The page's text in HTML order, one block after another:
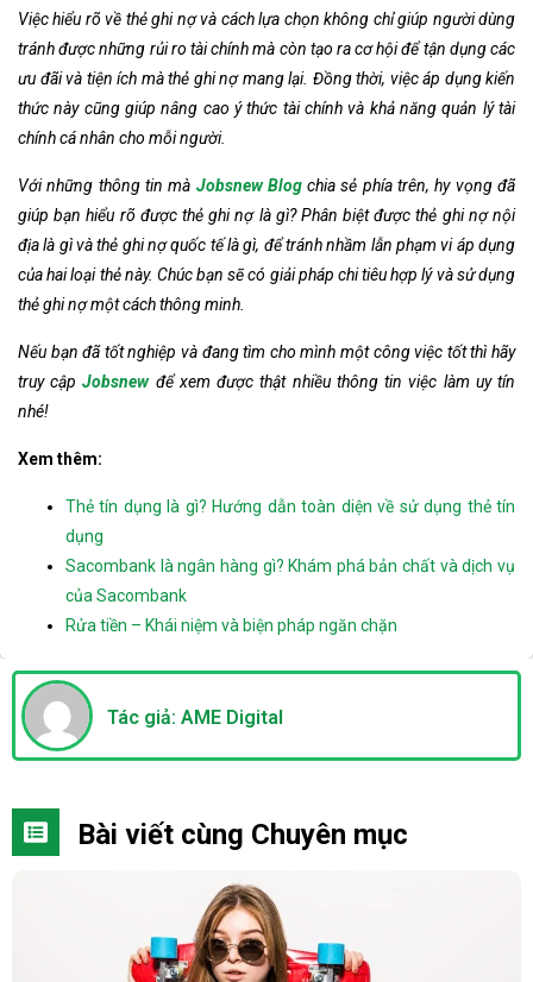
Việc hiểu rõ về thẻ ghi nợ và cách lựa chọn không chỉ giúp người dùng
tránh được những rủi ro tài chính mà còn tạo ra cơ hội để tận dụng các
ưu đãi và tiện ích mà thẻ ghi nợ mang lại. Đồng thời, việc áp dụng kiến
thức này cũng giúp nâng cao ý thức tài chính và khả năng quản lý tài
chính cá nhân cho mỗi người.
Với những thông tin mà Jobsnew Blogchia sẻ phía trên, hy vọng đã
giúp bạn hiểu rõ được thẻ ghi nợ là gì? Phân biệt được thẻ ghi nợ nội
địa là gì và thẻ ghi nợ quốc tế là gì, để tránh nhầm lẫn phạm vi áp dụng
của hai loại thẻ này. Chúc bạn sẽ có giải pháp chi tiêu hợp lý và sử dụng
thẻ ghi nợ một cách thông minh.
Nếu bạn đã tốt nghiệp và đang tìm cho mình một công việc tốt thì hãy
truy cậpJobsnewđể xem được thật nhiều thông tin việc làm uy tín
nhé!
Xem thêm:
Thẻ tín dụng là gì? Hướng dẫn toàn diện về sử dụng thẻ tín
dụng
Sacombank là ngân hàng gì? Khám phá bản chất và dịch vụ
của Sacombank
Rửa tiền – Khái niệm và biện pháp ngăn chặn
Tác giả: AME Digital
Bài viết cùng Chuyên mục